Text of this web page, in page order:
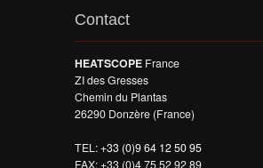
Contact
HEATSCOPE France
ZI des Gresses
Chemin du Plantas
26290 Donzère (France)
TEL:+33 (0)9 64 12 50 95
FAX: +33 (0)4 75 52 92 89